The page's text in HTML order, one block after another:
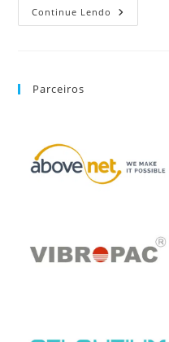
Continue Lendo
Parceiros